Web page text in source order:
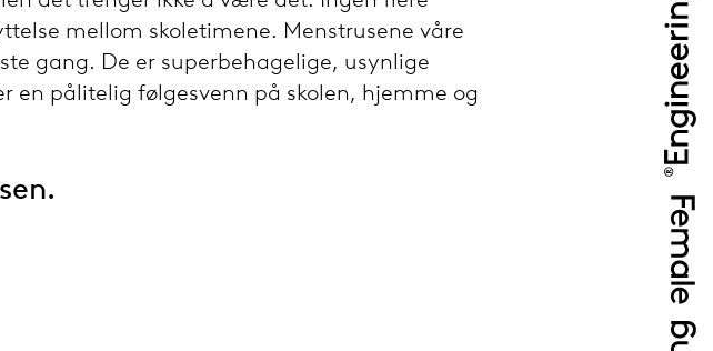
mellom skoletimene. Menstrusene våre
gang. De er superbehagelige, usynlige
en pålitelig følgesvenn på skolen, hjemme og